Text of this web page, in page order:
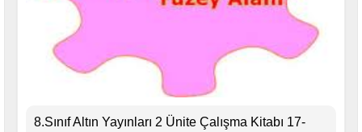
8.Sınıf Altın Yayınları 2 Ünite Çalışma Kitabı 17-